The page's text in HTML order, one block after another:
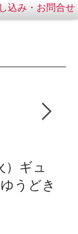
込み・お問合せ
）ギュ
うどき